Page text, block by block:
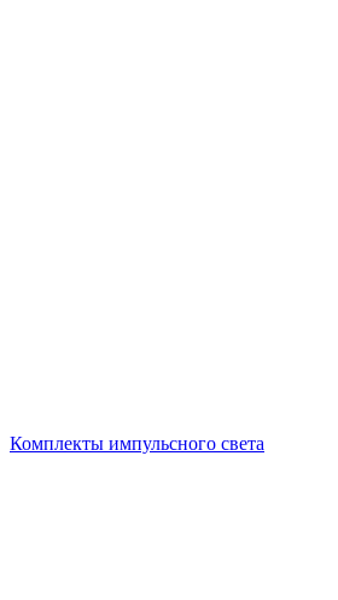
Комплекты импульсного света